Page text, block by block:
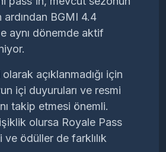
ardından BGMI 4.4
aynı dönemde aktif
açıklanmadığı için
içi duyuruları ve resmi
takip etmesi önemli.
olursa Royale Pass
ve ödüller de farklılık